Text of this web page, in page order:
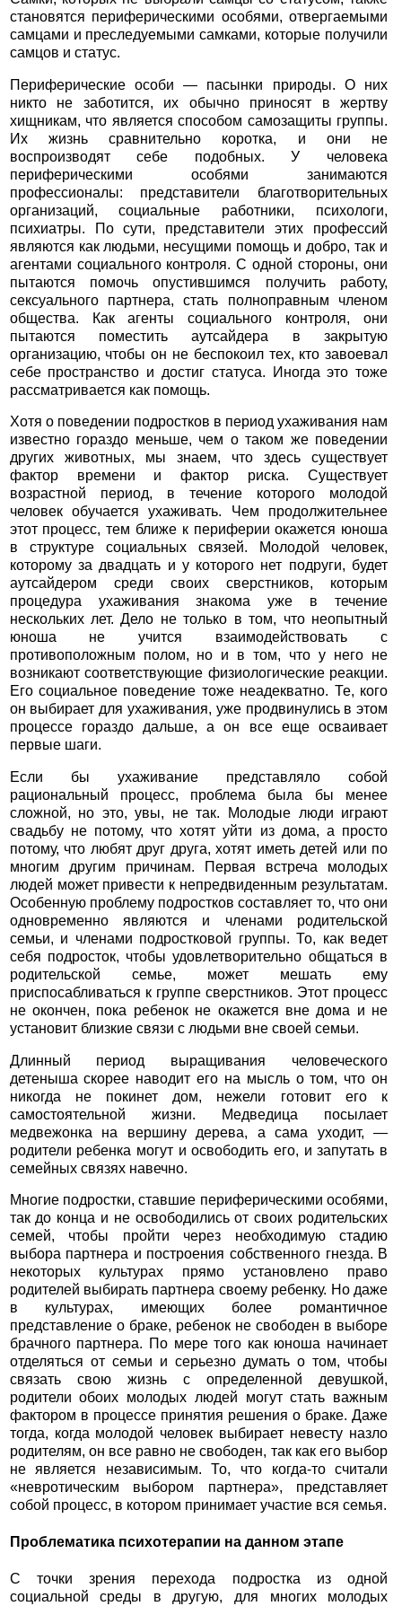
становятся периферическими особями, отвергаемыми
самцами и преследуемыми самками, которые получили
самцов и статус.
Периферические особи — пасынки природы. О них
никто не заботится, их обычно приносят в жертву
хищникам, что является способом самозащиты группы.
Их жизнь сравнительно коротка, и они не
воспроизводят себе подобных. У человека
периферическими особями занимаются
профессионалы: представители благотворительных
организаций, социальные работники, психологи,
психиатры. По сути, представители этих профессий
являются как людьми, несущими помощь и добро, так и
агентами социального контроля. С одной стороны, они
пытаются помочь опустившимся получить работу,
сексуального партнера, стать полноправным членом
общества. Как агенты социального контроля, они
пытаются поместить аутсайдера в закрытую
организацию, чтобы он не беспокоил тех, кто завоевал
себе пространство и достиг статуса. Иногда это тоже
рассматривается как помощь.
Хотя о поведении подростков в период ухаживания нам
известно гораздо меньше, чем о таком же поведении
других животных, мы знаем, что здесь существует
фактор времени и фактор риска. Существует
возрастной период, в течение которого молодой
человек обучается ухаживать. Чем продолжительнее
этот процесс, тем ближе к периферии окажется юноша
в структуре социальных связей. Молодой человек,
которому за двадцать и у которого нет подруги, будет
аутсайдером среди своих сверстников, которым
процедура ухаживания знакома уже в течение
нескольких лет. Дело не только в том, что неопытный
юноша не учится взаимодействовать с
противоположным полом, но и в том, что у него не
возникают соответствующие физиологические реакции.
Его социальное поведение тоже неадекватно. Те, кого
он выбирает для ухаживания, уже продвинулись в этом
процессе гораздо дальше, а он все еще осваивает
первые шаги.
Если бы ухаживание представляло собой
рациональный процесс, проблема была бы менее
сложной, но это, увы, не так. Молодые люди играют
свадьбу не потому, что хотят уйти из дома, а просто
потому, что любят друг друга, хотят иметь детей или по
многим другим причинам. Первая встреча молодых
людей может привести к непредвиденным результатам.
Особенную проблему подростков составляет то, что они
одновременно являются и членами родительской
семьи, и членами подростковой группы. То, как ведет
себя подросток, чтобы удовлетворительно общаться в
родительской семье, может мешать ему
приспосабливаться к группе сверстников. Этот процесс
не окончен, пока ребенок не окажется вне дома и не
установит близкие связи с людьми вне своей семьи.
Длинный период выращивания человеческого
детеныша скорее наводит его на мысль о том, что он
никогда не покинет дом, нежели готовит его к
самостоятельной жизни. Медведица посылает
медвежонка на вершину дерева, а сама уходит, —
родители ребенка могут и освободить его, и запутать в
семейных связях навечно.
Многие подростки, ставшие периферическими особями,
так до конца и не освободились от своих родительских
семей, чтобы пройти через необходимую стадию
выбора партнера и построения собственного гнезда. В
некоторых культурах прямо установлено право
родителей выбирать партнера своему ребенку. Но даже
в культурах, имеющих более романтичное
представление о браке, ребенок не свободен в выборе
брачного партнера. По мере того как юноша начинает
отделяться от семьи и серьезно думать о том, чтобы
связать свою жизнь с определенной девушкой,
родители обоих молодых людей могут стать важным
фактором в процессе принятия решения о браке. Даже
тогда, когда молодой человек выбирает невесту назло
родителям, он все равно не свободен, так как его выбор
не является независимым. То, что когда-то считали
«невротическим выбором партнера», представляет
собой процесс, в котором принимает участие вся семья.
Проблематика психотерапии на данном этапе
С точки зрения перехода подростка из одной
социальной среды в другую, для многих молодых